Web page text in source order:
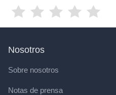
Nosotros
Sobre nosotros
Notas de prensa